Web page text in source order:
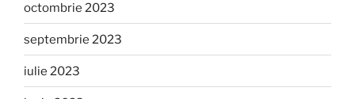
octombrie 2023
septembrie 2023
iulie 2023